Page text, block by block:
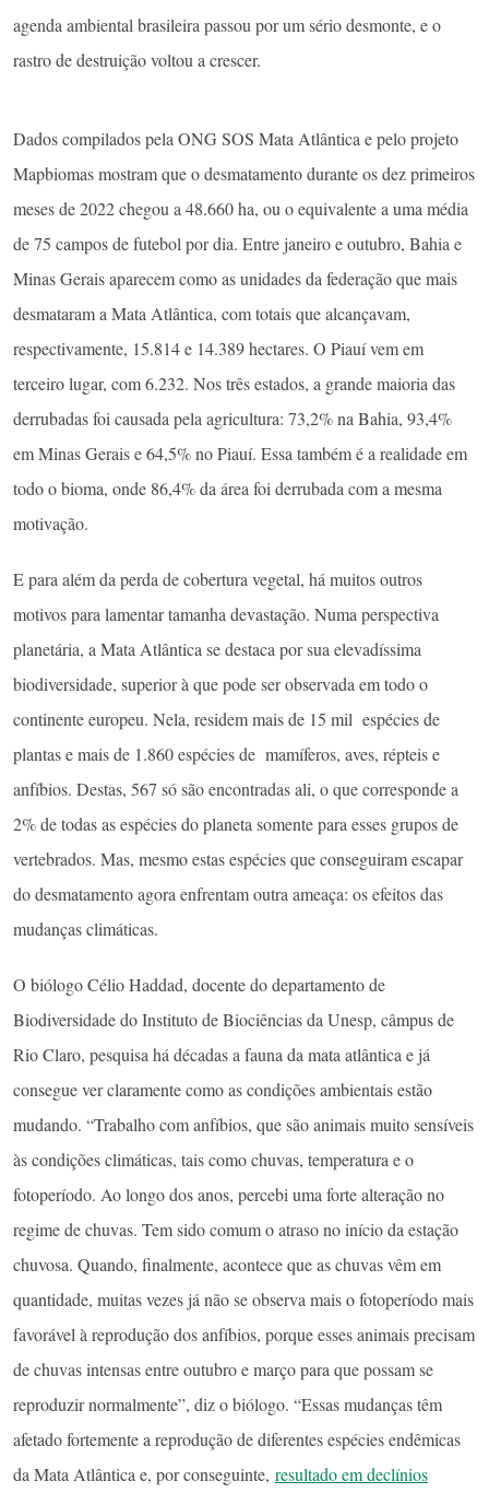
agenda ambiental brasileira passou por um sério desmonte, e o
rastro de destruição voltou a crescer.
Dados compilados pela ONG SOS Mata Atlântica e pelo projeto
Mapbiomas mostram que o desmatamento durante os dez primeiros
meses de 2022 chegou a 48.660 ha, ou o equivalente a uma média
de 75 campos de futebol por dia. Entre janeiro e outubro, Bahia e
Minas Gerais aparecem como as unidades da federação que mais
desmataram a Mata Atlântica, com totais que alcançavam,
respectivamente, 15.814 e 14.389 hectares. O Piauí vem em
terceiro lugar, com 6.232. Nos três estados, a grande maioria das
derrubadas foi causada pela agricultura: 73,2% na Bahia, 93,4%
em Minas Gerais e 64,5% no Piauí. Essa também é a realidade em
todo o bioma, onde 86,4% da área foi derrubada com a mesma
motivação.
E para além da perda de cobertura vegetal, há muitos outros
motivos para lamentar tamanha devastação. Numa perspectiva
planetária, a Mata Atlântica se destaca por sua elevadíssima
biodiversidade, superior à que pode ser observada em todo o
continente europeu. Nela, residem mais de 15 mil espécies de
plantas e mais de 1.860 espécies de mamíferos, aves, répteis e
anfíbios. Destas, 567 só são encontradas ali, o que corresponde a
2% de todas as espécies do planeta somente para esses grupos de
vertebrados. Mas, mesmo estas espécies que conseguiram escapar
do desmatamento agora enfrentam outra ameaça: os efeitos das
mudanças climáticas.
O biólogo Célio Haddad, docente do departamento de
Biodiversidade do Instituto de Biociências da Unesp, câmpus de
Rio Claro, pesquisa há décadas a fauna da mata atlântica e já
consegue ver claramente como as condições ambientais estão
mudando. “Trabalho com anfíbios, que são animais muito sensíveis
às condições climáticas, tais como chuvas, temperatura e o
fotoperíodo. Ao longo dos anos, percebi uma forte alteração no
regime de chuvas. Tem sido comum o atraso no início da estação
chuvosa. Quando, finalmente, acontece que as chuvas vêm em
quantidade, muitas vezes já não se observa mais o fotoperíodo mais
favorável à reprodução dos anfíbios, porque esses animais precisam
de chuvas intensas entre outubro e março para que possam se
reproduzir normalmente”, diz o biólogo. “Essas mudanças têm
afetado fortemente a reprodução de diferentes espécies endêmicas
da Mata Atlântica e, por conseguinte, resultado em declínios